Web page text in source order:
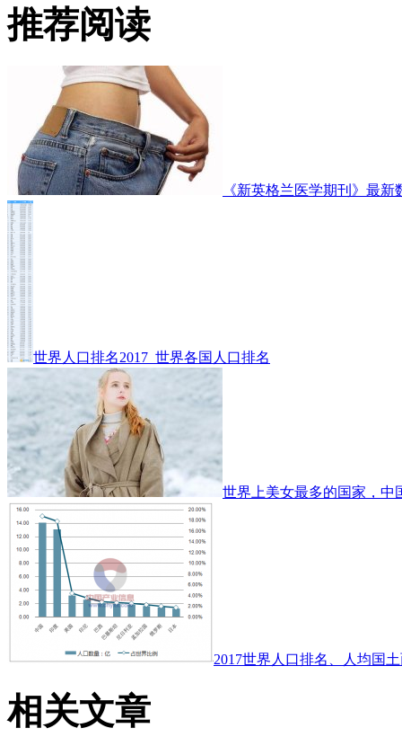
推荐阅读
《新英格兰医学期刊》最
世界人口排名2017_世界各国人口排名
世界上美女最多的国家，中
2017世界人口排名、人均国
相关文章